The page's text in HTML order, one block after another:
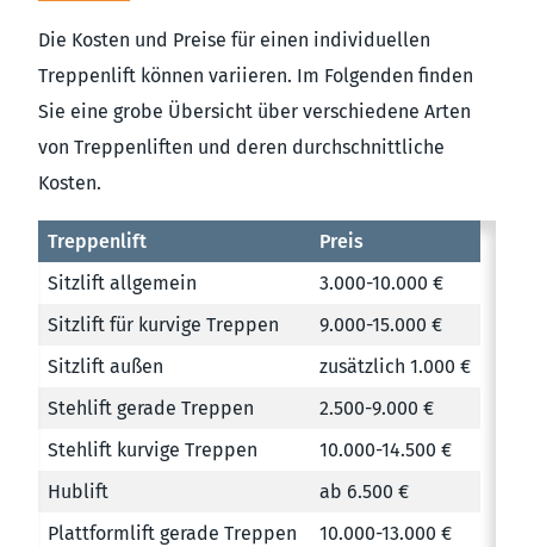
Die Kosten und Preise für einen individuellen
Treppenlift können variieren. Im Folgenden finden
Sie eine grobe Übersicht über verschiedene Arten
von Treppenliften und deren durchschnittliche
Kosten.
Treppenlift
Preis
Sitzlift allgemein
3.000-10.000 €
Sitzlift für kurvige Treppen
9.000-15.000 €
Sitzlift außen
zusätzlich 1.000 €
Stehlift gerade Treppen
2.500-9.000 €
Stehlift kurvige Treppen
10.000-14.500 €
Hublift
ab 6.500 €
Plattformlift gerade Treppen
10.000-13.000 €